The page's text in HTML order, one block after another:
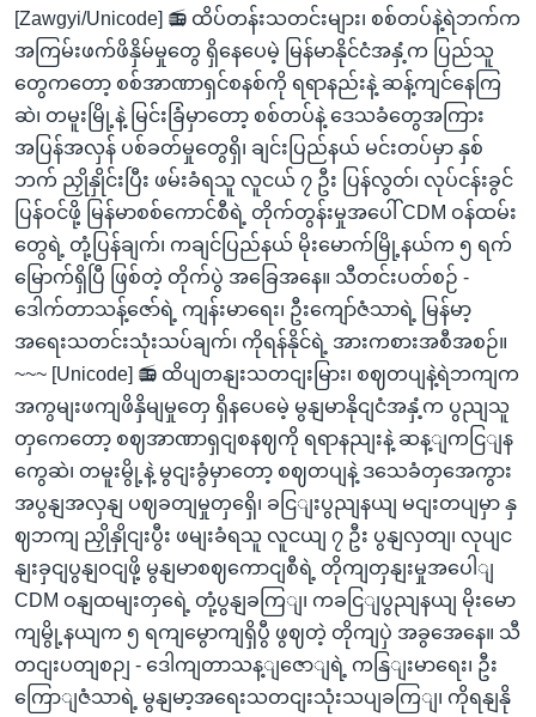
[Zawgyi/Unicode] 📻 ထိပ်တန်းသတင်းများ၊ စစ်တပ်နဲ့ရဲဘက်က
အကြမ်းဖက်ဖိနှိမ်မှုတွေ ရှိနေပေမဲ့ မြန်မာနိုင်ငံအနှံ့က ပြည်သူ
တွေကတော့ စစ်အာဏာရှင်စနစ်ကို ရရာနည်းနဲ့ ဆန့်ကျင်နေကြ
ဆဲ၊ တမူးမြို့နဲ့ မြင်းခြံမှာတော့ စစ်တပ်နဲ့ ဒေသခံတွေအကြား
အပြန်အလှန် ပစ်ခတ်မှုတွေရှိ၊ ချင်းပြည်နယ် မင်းတပ်မှာ နှစ်
ဘက် ညှိုနှိုင်းပြီး ဖမ်းခံရသူ လူငယ် ၇ ဦး ပြန်လွတ်၊ လုပ်ငန်းခွင်
ပြန်ဝင်ဖို့ မြန်မာစစ်ကောင်စီရဲ့ တိုက်တွန်းမှုအပေါ် CDM ဝန်ထမ်း
တွေရဲ့ တုံ့ပြန်ချက်၊ ကချင်ပြည်နယ် မိုးမောက်မြို့နယ်က ၅ ရက်
မြောက်ရှိပြီ ဖြစ်တဲ့ တိုက်ပွဲ အခြေအနေ။ သီတင်းပတ်စဉ် -
ဒေါက်တာသန့်ဇော်ရဲ့ ကျန်းမာရေး၊ ဦးကျော်ဇံသာရဲ့ မြန်မာ့
အရေးသတင်းသုံးသပ်ချက်၊ ကိုရန်နိုင်ရဲ့ အားကစားအစီအစဉ်။
~~~ [Unicode] 📻 ထိပျတနျးသတငျးမြား၊ စဈတပျနဲ့ရဲဘကျက
အကွမျးဖကျဖိနှိမျမှုတှေ ရှိနပေမေဲ့ မွနျမာနိုငျငံအနှံ့က ပွညျသူ
တှကေတော့ စဈအာဏာရှငျစနဈကို ရရာနညျးနဲ့ ဆန့ျကငြျန
ကွေဆဲ၊ တမူးမွို့နဲ့ မွငျးခွံမှာတော့ စဈတပျနဲ့ ဒသေခံတှအေကွား
အပွနျအလှနျ ပဈခတျမှုတှရှေိ၊ ခငြျးပွညျနယျ မငျးတပျမှာ နှ
ဈဘကျ ညှိုနှိုငျးပွီး ဖမျးခံရသူ လူငယျ ၇ ဦး ပွနျလှတျ၊ လုပျင
နျးခှငျပွနျဝငျဖို့ မွနျမာစဈကောငျစီရဲ့ တိုကျတှနျးမှုအပေါျ
CDM ဝနျထမျးတှရေဲ့ တုံ့ပွနျခကြျ၊ ကခငြျပွညျနယျ မိုးမော
ကျမွို့နယျက ၅ ရကျမွောကျရှိပွီ ဖွဈတဲ့ တိုကျပှဲ အခွအေနေ။ သီ
တငျးပတျစဉျ - ဒေါကျတာသန့ျဇောျရဲ့ ကနြျးမာရေး၊ ဦး
ကြောျဇံသာရဲ့ မွနျမာ့အရေးသတငျးသုံးသပျခကြျ၊ ကိုရနျနို